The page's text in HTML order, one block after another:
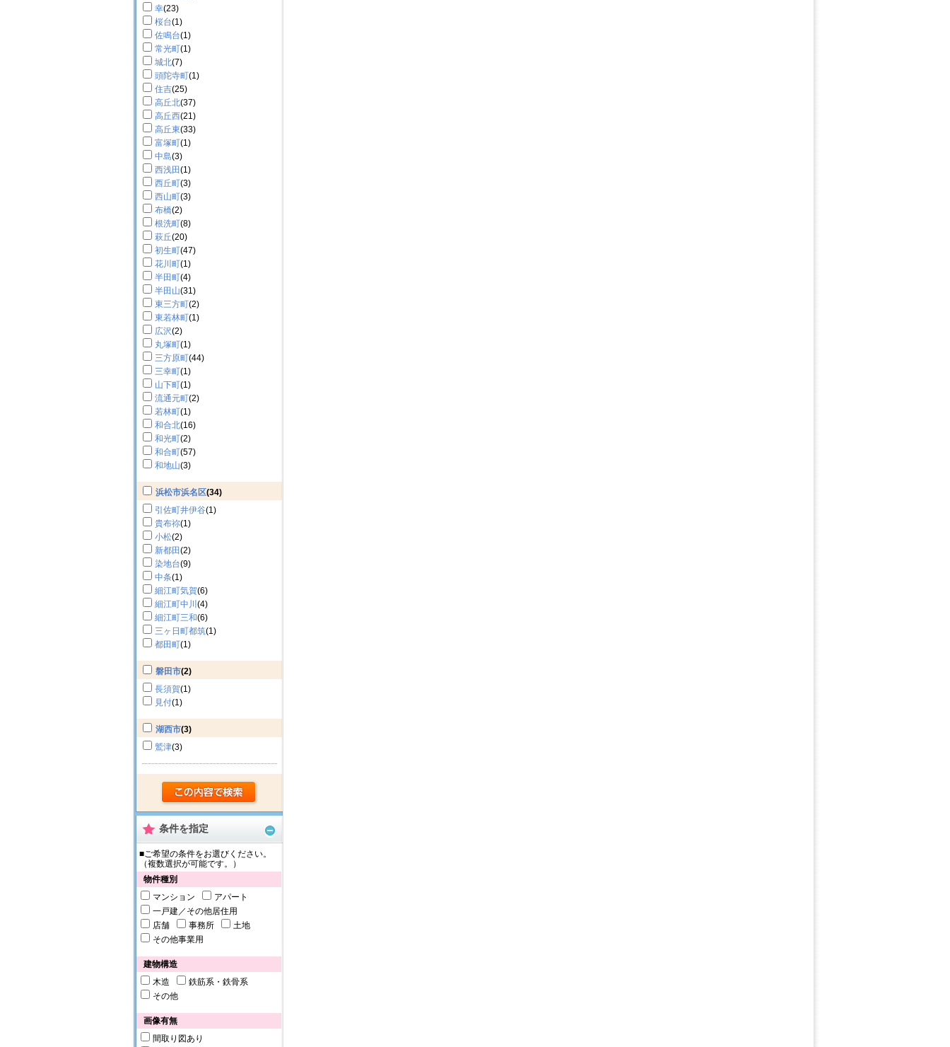
幸(23)
桜台(1)
佐鳴台(1)
常光町(1)
城北(7)
頭陀寺町(1)
住吉(25)
高丘北(37)
高丘西(21)
高丘東(33)
富塚町(1)
中島(3)
西浅田(1)
西丘町(3)
西山町(3)
布橋(2)
根洗町(8)
萩丘(20)
初生町(47)
花川町(1)
半田町(4)
半田山(31)
東三方町(2)
東若林町(1)
広沢(2)
丸塚町(1)
三方原町(44)
三幸町(1)
山下町(1)
流通元町(2)
若林町(1)
和合北(16)
和光町(2)
和合町(57)
和地山(3)
浜松市浜名区(34)
引佐町井伊谷(1)
貴布祢(1)
小松(2)
新都田(2)
染地台(9)
中条(1)
細江町気賀(6)
細江町中川 (4)
細江町三和(6)
三ヶ日町都筑(1)
都田町(1)
磐田市(2)
長須賀(1)
見付(1)
湖西市(3)
鷲津(3)
条件を指定
■ご希望の条件をお選びください。
（複数選択が可能です。）
物件種別
マンション
アパート
一戸建／その他居住用
店舗
事務所
土地
その他事業用
建物構造
木造
鉄筋系・鉄骨系
その他
画像有無
間取り図あり